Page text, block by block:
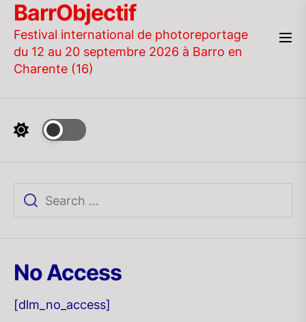
Skip
the
content
BarrObjectif
Festival international de photoreportage
du 12 au 20 septembre 2026 à Barro en
Charente (16)
No Access
[dlm_no_access]